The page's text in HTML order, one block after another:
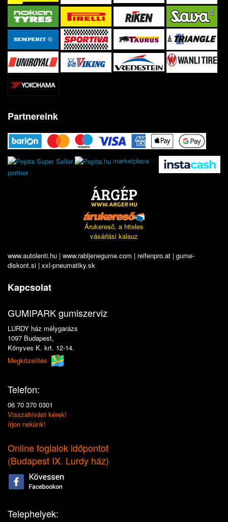
Partnereink
marketplace
partner
Árukereső, a hiteles
vásárlási kalauz
www.autolenti.hu | www.rabljenegume.com | reifenpro.at | gume-
diskont.si | xxl-pneumatiky.sk
Kapcsolat
GUMIPARK gumiszerviz
LURDY ház mélygarázs
1097 Budapest,
Könyves K. krt. 12-14.
Megközelítés
Telefon:
06 70 370 0301
Visszahívást kérek!
írjon nekünk!
Online foglalok időpontot
(Budapest IX. Lurdy ház)
Telephelyek: